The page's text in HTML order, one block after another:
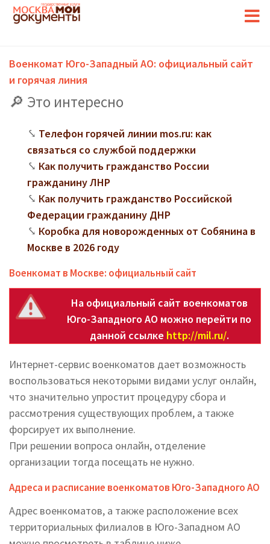
Военкомат Юго-Западный АО: официальный сайт
и горячая линия
Это интересно
Телефон горячей линии mos.ru: как
связаться со службой поддержки
Как получить гражданство России
гражданину ЛНР
Как получить гражданство Российской
Федерации гражданину ДНР
Коробка для новорожденных от Собянина в
Москве в 2026 году
Военкомат в Москве: официальный сайт
На официальный сайт военкоматов
Юго-Западного АО можно перейти по
данной ссылке http://mil.ru/.
Интернет-сервис военкоматов дает возможность
воспользоваться некоторыми видами услуг онлайн,
что значительно упростит процедуру сбора и
рассмотрения существующих проблем, а также
форсирует их выполнение.
При решении вопроса онлайн, отделение
организации тогда посещать не нужно.
Адреса и расписание военкоматов Юго-Западного АО
Адрес военкоматов, а также расположение всех
территориальных филиалов в Юго-Западном АО